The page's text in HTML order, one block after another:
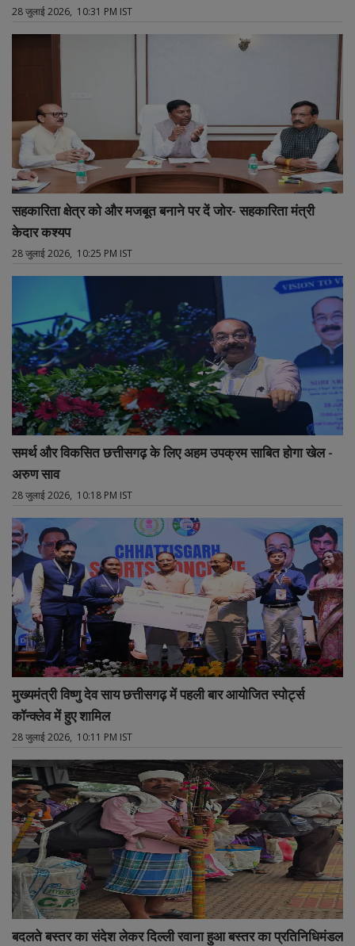
28 जुलाई 2026, 10:31 PM IST
सहकारिता क्षेत्र को और मजबूत बनाने पर दें जोर- सहकारिता मंत्री
केदार कश्यप
28 जुलाई 2026, 10:25 PM IST
समर्थ और विकसित छत्तीसगढ़ के लिए अहम उपक्रम साबित होगा खेल -
अरुण साव
28 जुलाई 2026, 10:18 PM IST
मुख्यमंत्री विष्णु देव साय छत्तीसगढ़ में पहली बार आयोजित स्पोर्ट्स
कॉन्क्लेव में हुए शामिल
28 जुलाई 2026, 10:11 PM IST
बदलते बस्तर का संदेश लेकर दिल्ली रवाना हुआ बस्तर का प्रतिनिधिमंडल